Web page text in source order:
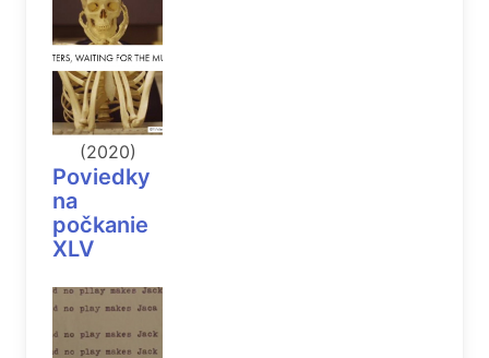
(2020)
Poviedky
na
počkanie
XLV